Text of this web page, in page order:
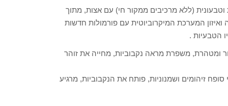
(ללא מרכיבים ממקור חי) עם אצות, מתוך
המערכת המיקרוביוטית עם פורמולות חדשות
הטבעיות .
ומטהרת, משפרת מראה נקבוביות, מחייה את זוהר
זיהומים ושמנוניות, פותח את הנקבוביות, מרגיע